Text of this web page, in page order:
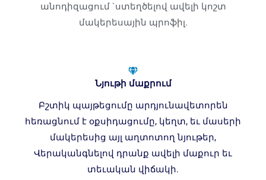
անոդիզացում `ստեղծելով ավելի կոշտ
մակերեսային պրոֆիլ.
Նյութի մաքրում
Բշտիկ պայթեցումը արդյունավետորեն
հեռացնում է օքսիդացումը, կեղտ, եւ մասերի
մակերեսից այլ աղտոտող նյութեր,
Վերականգնելով դրանք ավելի մաքուր եւ
տեւական վիճակի.